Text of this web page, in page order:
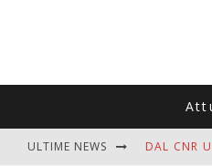
ULTIME NEWS DAL CNR